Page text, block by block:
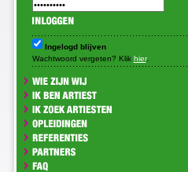
Ingelogd blijven
Wachtwoord vergeten? Klik hier.